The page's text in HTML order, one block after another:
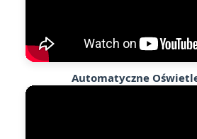
Automatyczne